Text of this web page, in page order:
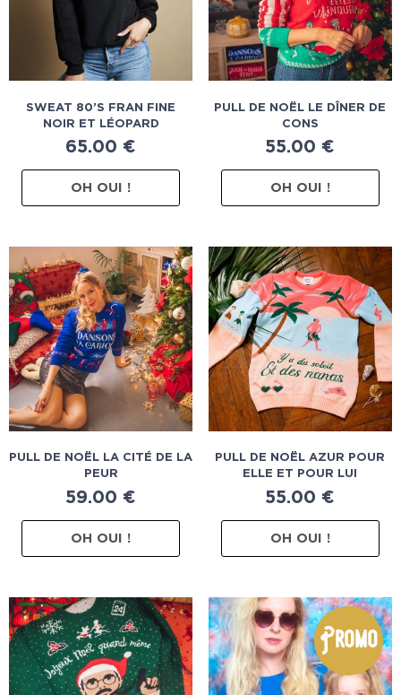
SWEAT 80’S FRAN FINE
NOIR ET LÉOPARD
65.00 €
OH OUI !
PULL DE NOËL LE DÎNER DE
CONS
55.00 €
OH OUI !
PULL DE NOËL LA CITÉ DE LA
PEUR
59.00 €
OH OUI !
PULL DE NOËL AZUR POUR
ELLE ET POUR LUI
55.00 €
OH OUI !
Promo